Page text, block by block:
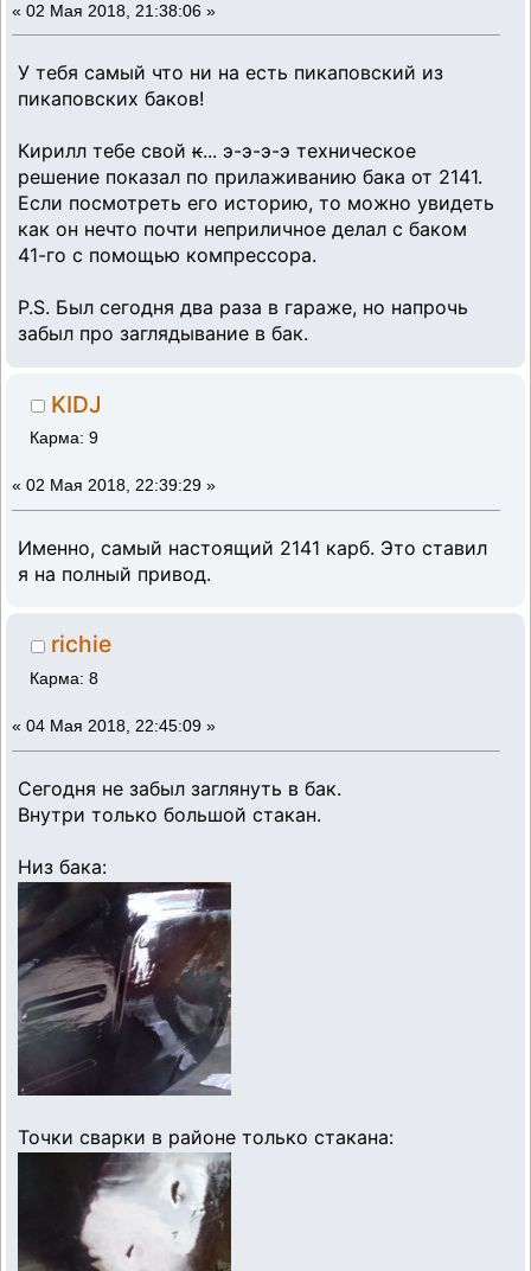
« 02 Мая 2018, 21:38:06 »
У тебя самый что ни на есть пикаповский из
пикаповских баков!
Кирилл тебе свой к... э-э-э-э техническое
решение показал по прилаживанию бака от 2141.
Если посмотреть его историю, то можно увидеть
как он нечто почти неприличное делал с баком
41-го с помощью компрессора.
P.S. Был сегодня два раза в гараже, но напрочь
забыл про заглядывание в бак.
KIDJ
Карма: 9
« 02 Мая 2018, 22:39:29 »
Именно, самый настоящий 2141 карб. Это ставил
я на полный привод.
richie
Карма: 8
« 04 Мая 2018, 22:45:09 »
Сегодня не забыл заглянуть в бак.
Внутри только большой стакан.
Низ бака:
Точки сварки в районе только стакана: